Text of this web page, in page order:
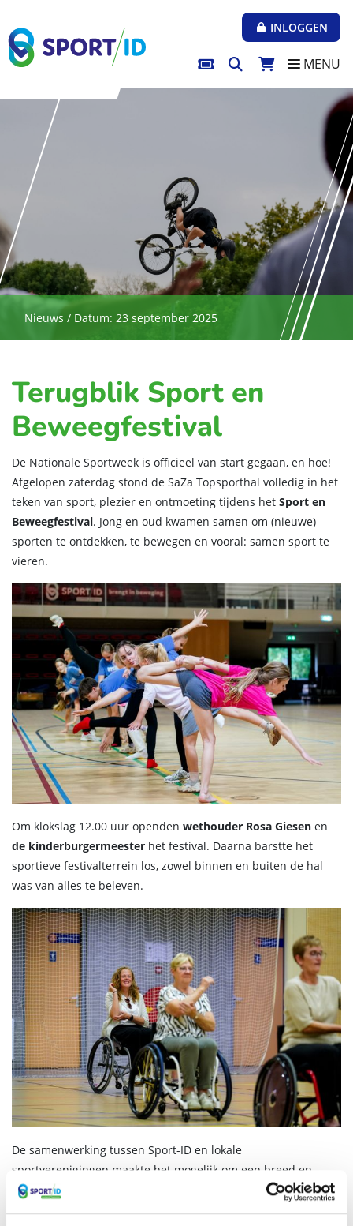
INLOGGEN
MENU
Nieuws / Datum: 23 september 2025
Terugblik Sport en
Beweegfestival
De Nationale Sportweek is officieel van start gegaan, en hoe!
Afgelopen zaterdag stond de SaZa Topsporthal volledig in het
teken van sport, plezier en ontmoeting tijdens het Sport en
Beweegfestival. Jong en oud kwamen samen om (nieuwe)
sporten te ontdekken, te bewegen en vooral: samen sport te
vieren.
Om klokslag 12.00 uur openden wethouder Rosa Giesen en
de kinderburgermeester het festival. Daarna barstte het
sportieve festivalterrein los, zowel binnen en buiten de hal
was van alles te beleven.
De samenwerking tussen Sport-ID en lokale
sportverenigingen maakte het mogelijk om een breed en
divers programma aan te bieden. Bezoekers konden zich